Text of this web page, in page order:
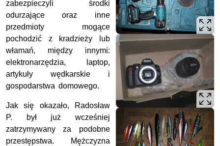
zabezpieczyli środki
odurzające oraz inne
przedmioty mogące
pochodzić z kradzieży lub
włamań, między innymi:
elektronarzędzia, laptop,
artykuły wędkarskie i
gospodarstwa domowego.
Jak się okazało, Radosław
P. był już wcześniej
zatrzymywany za podobne
przestępstwa. Mężczyzna